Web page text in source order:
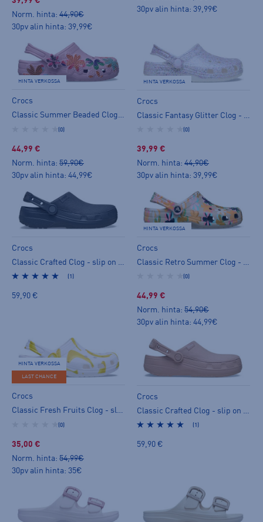
Norm. hinta: 44,90€
30pv alin hinta: 39,99€
30pv alin hinta: 39,99€
HINTA VERKOSSA
Crocs
Classic Summer Beaded Clog - slip on -kengät
(0)
44,99 €
Norm. hinta: 59,90€
30pv alin hinta: 44,99€
HINTA VERKOSSA
Crocs
(0)
39,99 €
Norm. hinta: 44,90€
30pv alin hinta: 39,99€
Crocs
(1)
59,90 €
HINTA VERKOSSA
Crocs
(0)
44,99 €
Norm. hinta: 54,90€
30pv alin hinta: 44,99€
HINTA VERKOSSA
LAST CHANCE
Crocs
Classic Fresh Fruits Clog - slip on -kengät
(0)
35,00 €
Norm. hinta: 54,99€
30pv alin hinta: 35€
Crocs
(1)
59,90 €